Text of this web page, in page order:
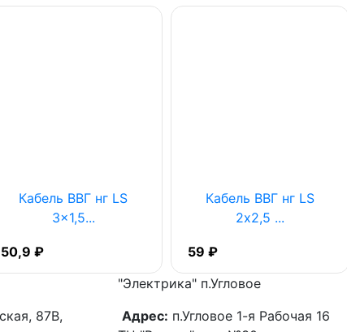
Кабель ВВГ нг LS
3x1,5...
50,9 ₽
Кабель ВВГ нг LS
2х2,5 ...
59 ₽
87В,
"Электрика" п.Угловое
Адрес: п.Угловое 1-я Рабочая 16